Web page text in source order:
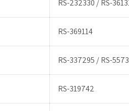
RS-232330 / RS-
RS-369114
RS-337295 / RS-
RS-319742